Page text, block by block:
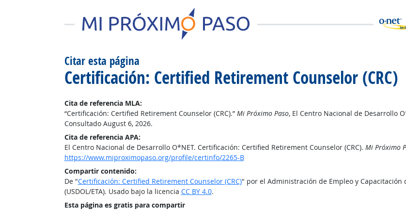
Citar esta página
Certificación: Certified Retirement Counselor (CRC)
Cita de referencia MLA:
“Certificación: Certified Retirement Counselor (CRC).” Mi Próximo Paso, El Centro Nacional de Desarrollo
Consultado August 6, 2026.
Cita de referencia APA:
El Centro Nacional de Desarrollo O*NET. Certificación: Certified Retirement Counselor (CRC). Mi Próximo
https://www.miproximopaso.org/profile/certinfo/2265-B
Compartir contenido:
De "Certificación: Certified Retirement Counselor (CRC)" por el Administración de Empleo y
(USDOL/ETA). Usado bajo la licencia CC BY 4.0.
Esta página es gratis para compartir